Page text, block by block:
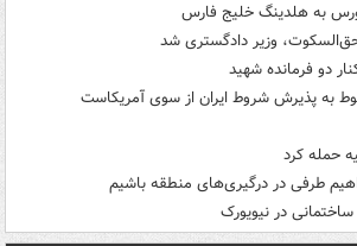
وزیر دادگستری شد
دو فرمانده شهید
به پذیرش شروط ایران از سوی آمریکاست
حمله کرد
طرفی در درگیری‌های منطقه باشیم
در نیویورک